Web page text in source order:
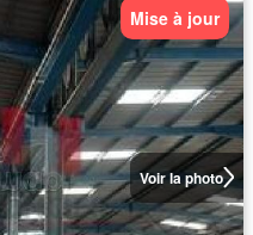
Voir la photo
Mise à jour